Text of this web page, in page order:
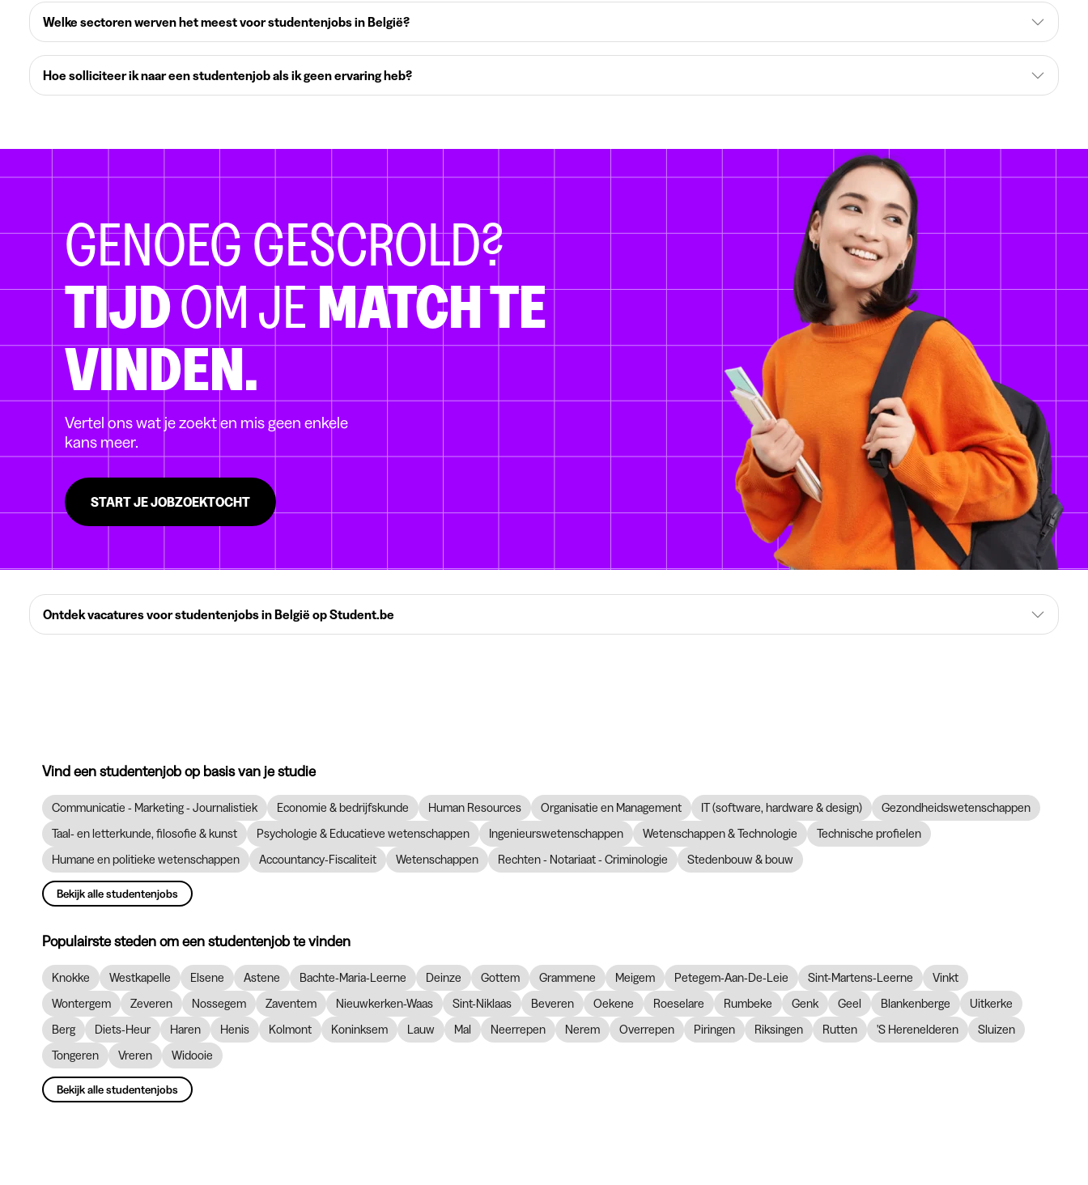
Welke sectoren werven het meest voor studentenjobs in België?
Hoe solliciteer ik naar een studentenjob als ik geen ervaring heb?
GENOEG GESCROLD?
TIJDOM JEMATCH TE
VINDEN.
Vertel ons wat je zoekt en mis geen enkele
kans meer.
START JE JOBZOEKTOCHT
Ontdek vacatures voor studentenjobs in België op Student.be
Vind een studentenjob op basis van je studie
Communicatie - Marketing - Journalistiek Economie & bedrijfskunde Human Resources Organisatie en Management IT (software, hardware & design)
Gezondheidswetenschappen
Taal- en letterkunde, filosofie & kunst
Psychologie & Educatieve wetenschappen Ingenieurswetenschappen Wetenschappen & Technologie
Technische profielen
Humane en politieke wetenschappen
Accountancy-Fiscaliteit Wetenschappen Rechten - Notariaat - Criminologie Stedenbouw & bouw
Bekijk alle studentenjobs
Populairste steden om een studentenjob te vinden
Knokke Westkapelle Elsene Astene Bachte-Maria-Leerne Deinze Gottem Grammene Meigem Petegem-Aan-De-Leie Sint-Martens-Leerne
Vinkt
Wontergem
Zeveren Nossegem Zaventem Nieuwkerken-Waas Sint-Niklaas Beveren Oekene Roeselare Rumbeke Genk Geel Blankenberge
Uitkerke
Berg
Diets-Heur Haren Henis Kolmont Koninksem Lauw Mal Neerrepen Nerem Overrepen Piringen Riksingen Rutten 'S Herenelderen
Sluizen
Tongeren
Vreren Widooie
Bekijk alle studentenjobs